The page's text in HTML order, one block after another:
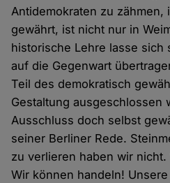
Antidemokraten zu zähmen,
gewährt, ist nicht nur in
historische Lehre lasse sich
auf die Gegenwart
Teil des demokratisch
Gestaltung ausgeschlossen
Ausschluss doch selbst
seiner Berliner Rede.
zu verlieren haben wir
Wir können handeln!